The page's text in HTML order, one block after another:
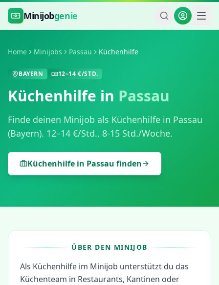
Zum Hauptinhalt springen
Minijobgenie
Home Minijobs Passau Küchenhilfe
BAYERN 12–14 €/STD.
Küchenhilfe in Passau
Finde deinen Minijob als Küchenhilfe in Passau
(Bayern). 12–14 €/Std., 8-15 Std./Woche.
Küchenhilfe in Passau finden
ÜBER DEN MINIJOB
Als Küchenhilfe im Minijob unterstützt du das
Küchenteam in Restaurants, Kantinen oder